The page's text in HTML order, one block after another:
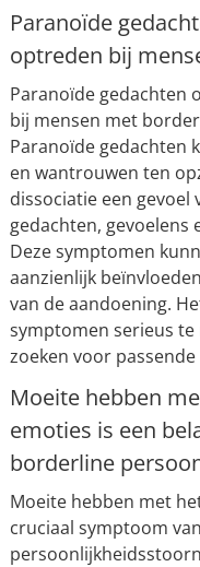
Paranoïde
optreden bij
Paranoïde gedachten
bij mensen met
Paranoïde gedachten
en wantrouwen ten
dissociatie een gevoel
gedachten, gevoelens
Deze symptomen
aanzienlijk
van de aandoening.
symptomen serieus
zoeken voor
Moeite hebben
emoties is een
borderline
Moeite hebben met
cruciaal symptoom